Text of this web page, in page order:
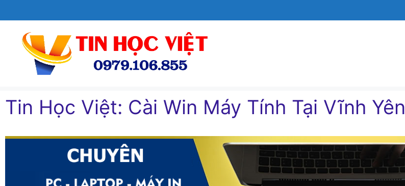
đến
Tin Học Việt: Cài Win Máy Tính Tại Vĩnh Yên